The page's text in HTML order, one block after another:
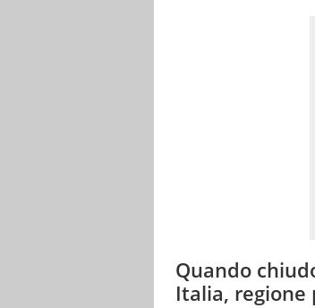
Quando
Italia, regione